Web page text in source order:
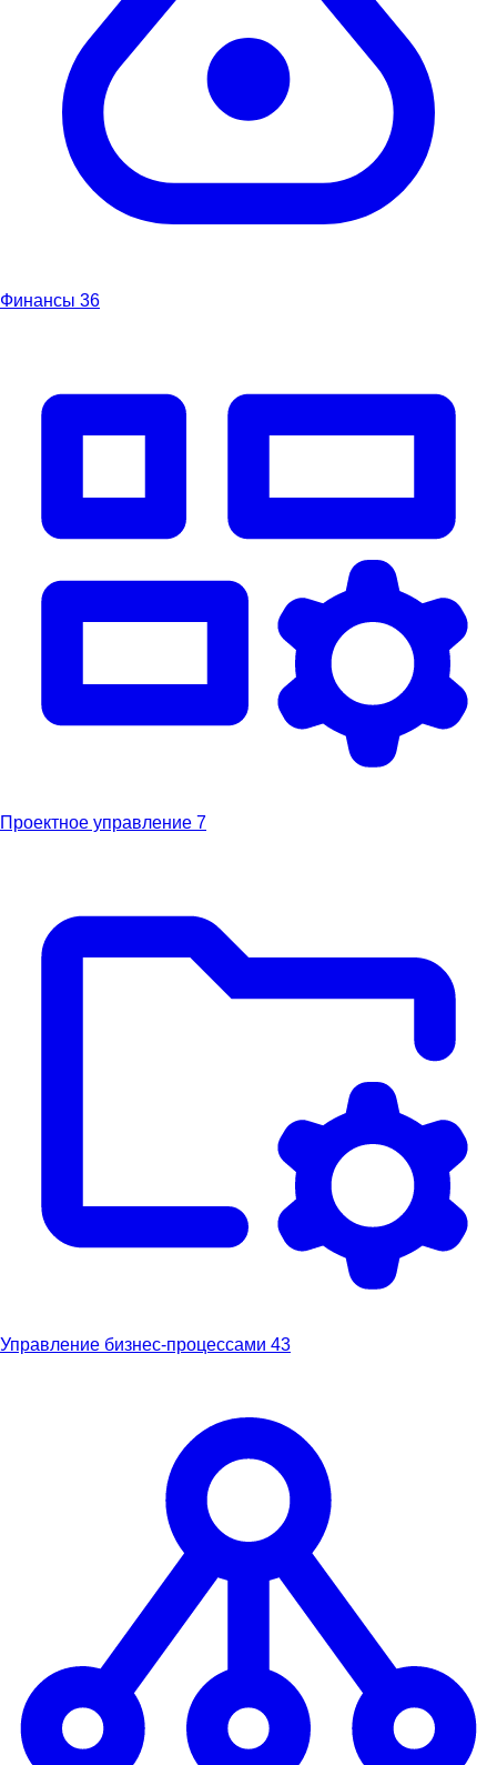
Финансы 36
Проектное управление 7
Управление бизнес-процессами 43